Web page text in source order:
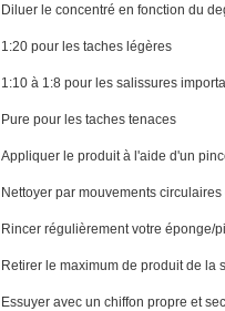
Diluer le concentré en fonction du
1:20 pour les taches légères
1:10 à 1:8 pour les salissures
Pure pour les taches tenaces
Appliquer le produit à l'aide d'un
Nettoyer par mouvements circulaires
Rincer régulièrement votre éponge/
Retirer le maximum de produit de la
Essuyer avec un chiffon propre et sec.